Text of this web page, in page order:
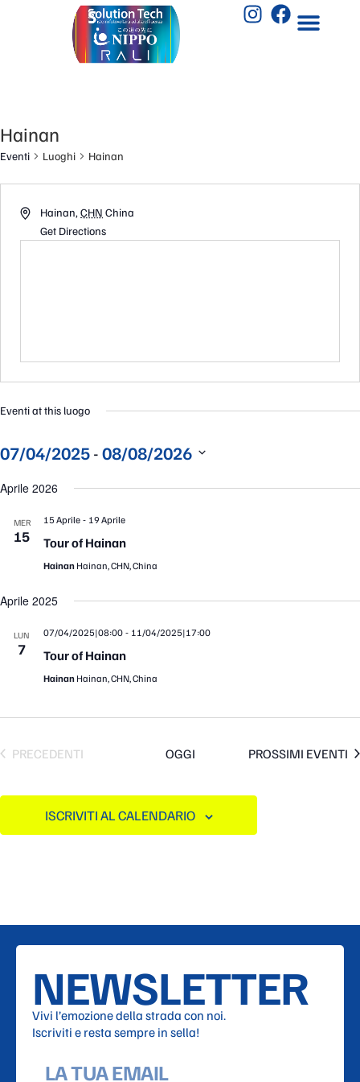
Hainan
Eventi Luoghi Hainan
Hainan, CHN China
Get Directions
Eventi at this luogo
07/04/2025 - 08/08/2026
la
data.
Aprile 2026
MER
15
15 Aprile - 19 Aprile
Tour of Hainan
Hainan Hainan, CHN, China
Aprile 2025
LUN
7
07/04/2025|08:00 - 11/04/2025|17:00
Tour of Hainan
Hainan Hainan, CHN, China
EVENTI
PRECEDENTI OGGI PROSSIMI EVENTI
ISCRIVITI AL CALENDARIO
NEWSLETTER
Vivi l’emozione della strada con noi.
Iscriviti e resta sempre in sella!